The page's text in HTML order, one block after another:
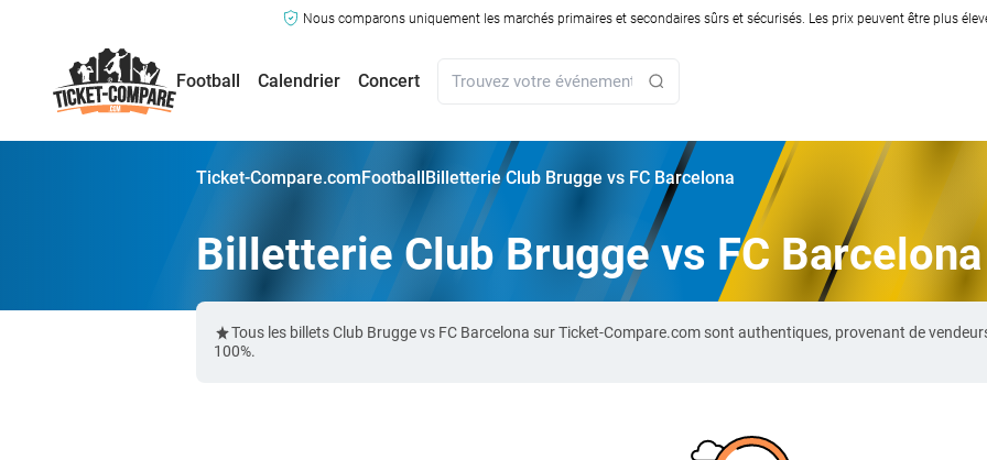
Nous comparons uniquement les marchés primaires et secondaires sûrs et sécurisés. Les prix peuvent être plus
Football Calendrier Concert
Ticket-Compare.comFootballBilletterie Club Brugge vs FC Barcelona
Billetterie Club Brugge vs FC Barcelona
Tous les billets Club Brugge vs FC Barcelona sur Ticket-Compare.com sont authentiques, provenant de
100%.